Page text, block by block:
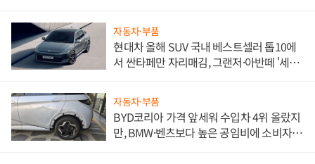
자동차·부품
현대차 올해 SUV 국내 베스트셀러 톱10에
서 싼타페만 자리매김, 그랜저·아반떼 '세단
자동차·부품
BYD코리아 가격 앞세워 수입차 4위 올랐지
만, BMW·벤츠보다 높은 공임비에 소비자